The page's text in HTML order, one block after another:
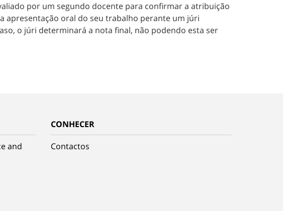
por um segundo docente para confirmar a atribuição
apresentação oral do seu trabalho perante um júri
o júri determinará a nota final, não podendo esta ser
and
CONHECER
Contactos